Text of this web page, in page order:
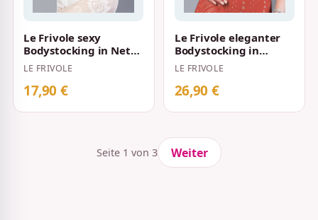
Le Frivole sexy
Bodystocking in Netz-
Optik mit floralen
Mustern S-L We…
LE FRIVOLE
17,90 €
Le Frivole eleganter
Bodystocking in
verführerischem Rot
S-L
LE FRIVOLE
26,90 €
Seite 1 von 3 Weiter